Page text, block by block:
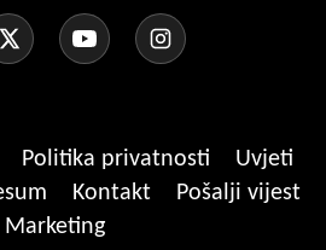
Politika privatnosti
Uvjeti
Kontakt
Pošalji vijest
Marketing